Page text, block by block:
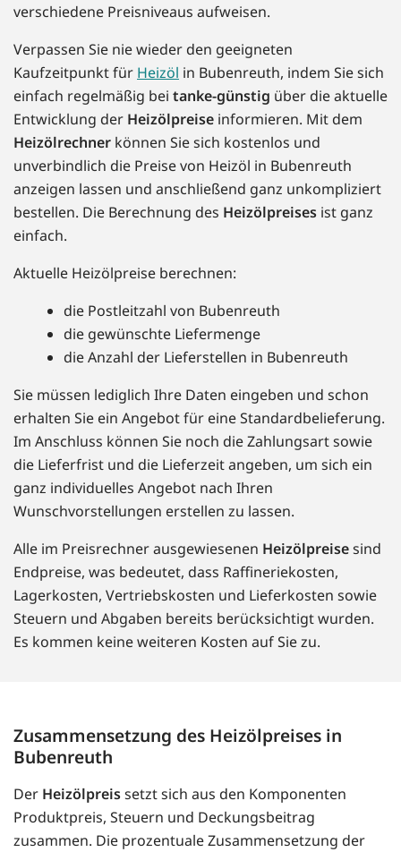
verschiedene Preisniveaus aufweisen.
Verpassen Sie nie wieder den geeigneten
Kaufzeitpunkt für Heizöl in Bubenreuth, indem Sie sich
einfach regelmäßig bei tanke-günstig über die aktuelle
Entwicklung der Heizölpreise informieren. Mit dem
Heizölrechner können Sie sich kostenlos und
unverbindlich die Preise von Heizöl in Bubenreuth
anzeigen lassen und anschließend ganz unkompliziert
bestellen. Die Berechnung des Heizölpreises ist ganz
einfach.
Aktuelle Heizölpreise berechnen:
die Postleitzahl von Bubenreuth
die gewünschte Liefermenge
die Anzahl der Lieferstellen in Bubenreuth
Sie müssen lediglich Ihre Daten eingeben und schon
erhalten Sie ein Angebot für eine Standardbelieferung.
Im Anschluss können Sie noch die Zahlungsart sowie
die Lieferfrist und die Lieferzeit angeben, um sich ein
ganz individuelles Angebot nach Ihren
Wunschvorstellungen erstellen zu lassen.
Alle im Preisrechner ausgewiesenen Heizölpreisesind
Endpreise, was bedeutet, dass Raffineriekosten,
Lagerkosten, Vertriebskosten und Lieferkosten sowie
Steuern und Abgaben bereits berücksichtigt wurden.
Es kommen keine weiteren Kosten auf Sie zu.
Zusammensetzung des Heizölpreises in
Bubenreuth
Der Heizölpreissetzt sich aus den Komponenten
Produktpreis, Steuern und Deckungsbeitrag
zusammen. Die prozentuale Zusammensetzung der